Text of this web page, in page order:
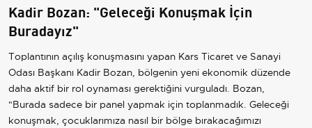
Kadir Bozan: "Geleceği Konuşmak İçin
Buradayız"
Toplantının açılış konuşmasını yapan Kars Ticaret ve Sanayi
Odası Başkanı Kadir Bozan, bölgenin yeni ekonomik düzende
daha aktif bir rol oynaması gerektiğini vurguladı. Bozan,
"Burada sadece bir panel yapmak için toplanmadık. Geleceği
konuşmak, çocuklarımıza nasıl bir bölge bırakacağımızı